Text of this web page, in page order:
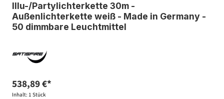
Illu-/Partylichterkette 30m -
Außenlichterkette weiß - Made in Germany -
50 dimmbare Leuchtmittel
538,89 €*
Inhalt: 1 Stück